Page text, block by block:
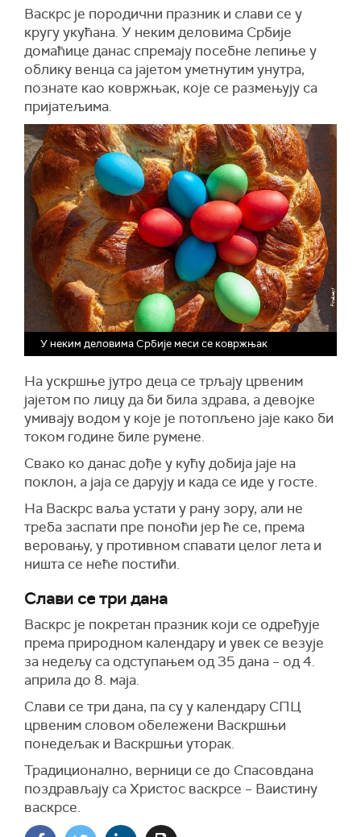
Васкрс је породични празник и слави се у
кругу укућана. У неким деловима Србије
домаћице данас спремају посебне лепиње у
облику венца са јајетом уметнутим унутра,
познате као ковржњак, које се размењују са
пријатељима.
У неким деловима Србије меси се ковржњак
На ускршње јутро деца се трљају црвеним
јајетом по лицу да би била здрава, а девојке
умивају водом у које је потопљено јаје како би
током године биле румене.
Свако ко данас дође у кућу добија јаје на
поклон, а јаја се дарују и када се иде у госте.
На Васкрс ваља устати у рану зору, али не
треба заспати пре поноћи јер ће се, према
веровању, у противном спавати целог лета и
ништа се неће постићи.
Слави се три дана
Васкрс је покретан празник који се одређује
према природном календару и увек се везује
за недељу са одступањем од 35 дана – од 4.
априла до 8. маја.
Слави се три дана, па су у календару СПЦ
црвеним словом обележени Васкршњи
понедељак и Васкршњи уторак.
Традиционално, верници се до Спасовдана
поздрављају са Христос васкрсе – Ваистину
васкрсе.